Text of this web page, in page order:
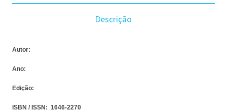
Descrição
Autor:
Ano:
Edição:
ISBN / ISSN: 1646-2270